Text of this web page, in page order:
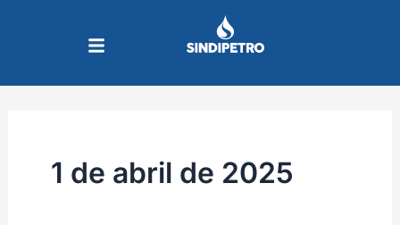
1 de abril de 2025